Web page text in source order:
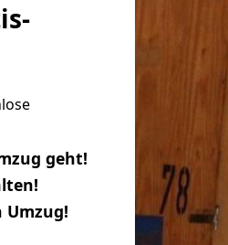
geht!
Umzug!